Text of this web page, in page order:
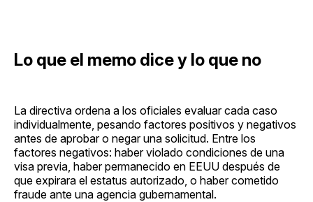
Lo que el memo dice y lo que no
La directiva ordena a los oficiales evaluar cada caso
individualmente, pesando factores positivos y negativos
antes de aprobar o negar una solicitud. Entre los
factores negativos: haber violado condiciones de una
visa previa, haber permanecido en EEUU después de
que expirara el estatus autorizado, o haber cometido
fraude ante una agencia gubernamental.